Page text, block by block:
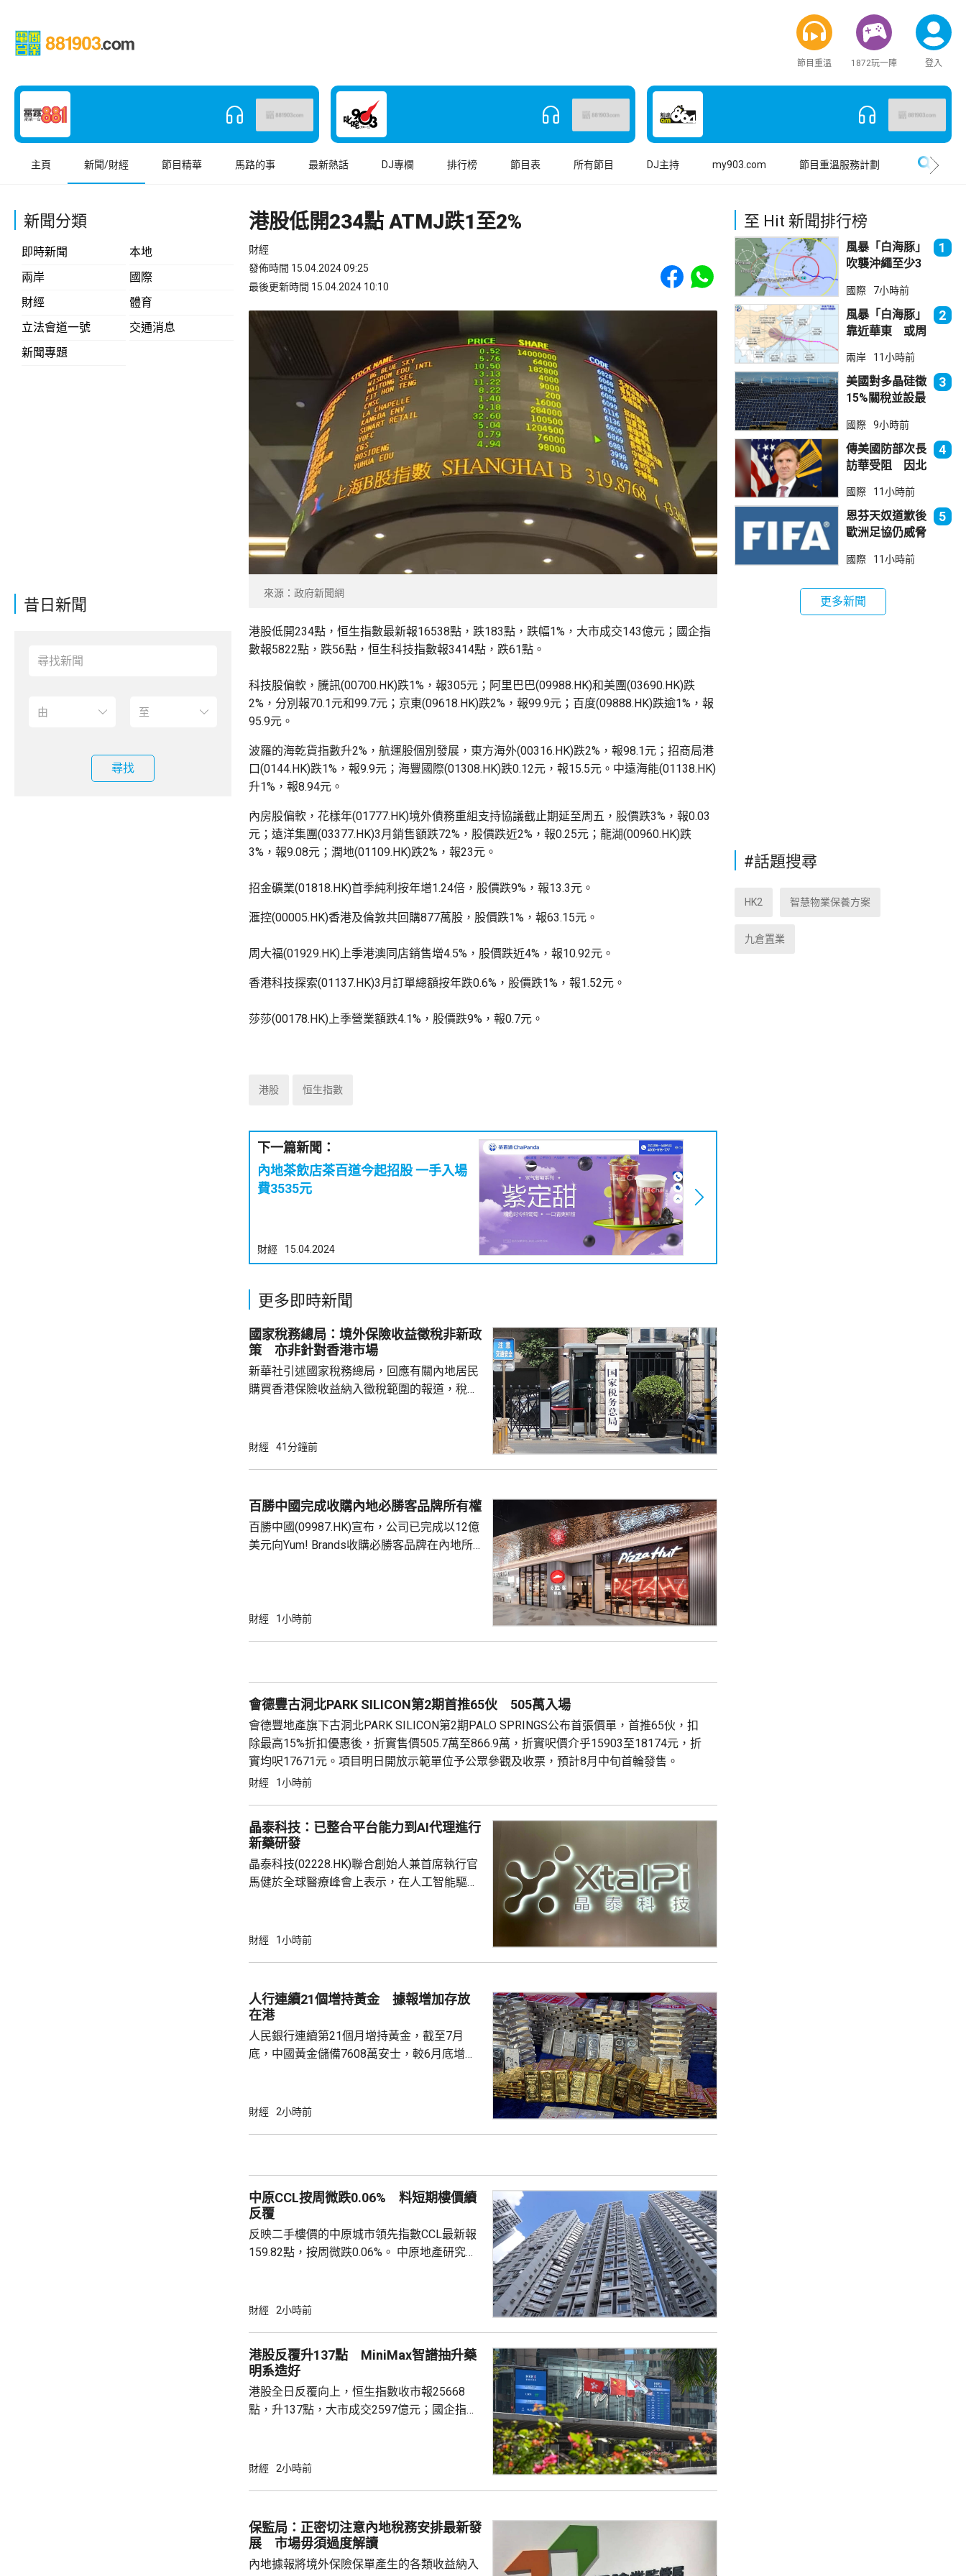
節目重溫 1872玩一陣 登入
主頁 新聞/財經 節目精華 馬路的事 最新熱話 DJ專欄 排行榜 節目表 所有節目 DJ主持 my903.com 節目重溫服務計劃
新聞分類
即時新聞
本地
兩岸
國際
財經
體育
立法會道一號
交通消息
新聞專題
昔日新聞
尋找
港股低開234點 ATMJ跌1至2%
財經
發佈時間 15.04.2024 09:25
最後更新時間 15.04.2024 10:10
Share to Facebook
Share to WhatsApp
來源：政府新聞網
港股低開234點，恒生指數最新報16538點，跌183點，跌幅1%，大市成交143億元；國企指
數報5822點，跌56點，恒生科技指數報3414點，跌61點。
科技股偏軟，騰訊(00700.HK)跌1%，報305元；阿里巴巴(09988.HK)和美團(03690.HK)跌
2%，分別報70.1元和99.7元；京東(09618.HK)跌2%，報99.9元；百度(09888.HK)跌逾1%，報
95.9元。
波羅的海乾貨指數升2%，航運股個別發展，東方海外(00316.HK)跌2%，報98.1元；招商局港
口(0144.HK)跌1%，報9.9元；海豐國際(01308.HK)跌0.12元，報15.5元。中遠海能(01138.HK)
升1%，報8.94元。
內房股偏軟，花樣年(01777.HK)境外債務重組支持協議截止期延至周五，股價跌3%，報0.03
元；遠洋集團(03377.HK)3月銷售額跌72%，股價跌近2%，報0.25元；龍湖(00960.HK)跌
3%，報9.08元；潤地(01109.HK)跌2%，報23元。
招金礦業(01818.HK)首季純利按年增1.24倍，股價跌9%，報13.3元。
滙控(00005.HK)香港及倫敦共回購877萬股，股價跌1%，報63.15元。
周大福(01929.HK)上季港澳同店銷售增4.5%，股價跌近4%，報10.92元。
香港科技探索(01137.HK)3月訂單總額按年跌0.6%，股價跌1%，報1.52元。
莎莎(00178.HK)上季營業額跌4.1%，股價跌9%，報0.7元。
港股 恒生指數
下一篇新聞：
內地茶飲店茶百道今起招股 一手入場
費3535元
財經 15.04.2024
更多即時新聞
國家稅務總局：境外保險收益徵稅非新政
策 亦非針對香港市場
新華社引述國家稅務總局，回應有關內地居民
購買香港保險收益納入徵稅範圍的報道，稅務
行納稅義務，境外保險收益也屬於應納稅所得
從境外取得，包括保險收益在內，應依法繳納
個人所得稅，是國際通行做法，亦是中國個人
所得稅法實施以來，一直堅持的基本原則...
財經 41分鐘前
百勝中國完成收購內地必勝客品牌所有權
百勝中國(09987.HK)宣布，公司已完成以12億
美元向Yum! Brands收購必勝客品牌在內地所
800家。 免去向Yum! Brands支付3%的特許經
財經 1小時前
會德豐古洞北PARK SILICON第2期首推65伙 505萬入場
會德豐地產旗下古洞北PARK SILICON第2期PALO SPRINGS公布首張價單，首推65伙，扣
除最高15%折扣優惠後，折實售價505.7萬至866.9萬，折實呎價介乎15903至18174元，折
實均呎17671元。項目明日開放示範單位予公眾參觀及收票，預計8月中旬首輪發售。
財經 1小時前
晶泰科技：已整合平台能力到AI代理進行
新藥研發
晶泰科技(02228.HK)聯合創始人兼首席執行官
馬健於全球醫療峰會上表示，在人工智能驅動
需要降決不少跨尺度的複雜科學問題。他又
力整合為Genius Agent，能調度專家技能與真
實實驗和基礎設施，完成真正的科研項目，並
財經 1小時前
人行連續21個增持黃金 據報增加存放
在港
人民銀行連續第21個月增持黃金，截至7月
底，中國黃金儲備7608萬安士，較6月底增加
金，將可助力支持香港成為主要的黃金交易中
動試運行的黃金清算系統。人行行長潘功勝在
啟動儀式表示，將繼續提高國...
財經 2小時前
中原CCL按周微跌0.06% 料短期樓價續
反覆
反映二手樓價的中原城市領先指數CCL最新報
159.82點，按周微跌0.06%。 中原地產研究部
強硬，造成拉鋸局面，致成交量減少，樓價出
點，未有轉勢向下。她指，近期內地接連執行
多項資金管理措施令股市波動，業主買家均轉
趨觀望，部分業主...
財經 2小時前
港股反覆升137點 MiniMax智譜抽升藥
明系造好
港股全日反覆向上，恒生指數收市報25668
點，升137點，大市成交2597億元；國企指數
股急升，MiniMax(00100.HK)升近1成，報
元。 其他AI相關股亦造好，兆易創新(0398...
財經 2小時前
保監局：正密切注意內地稅務安排最新發
展 市場毋須過度解讀
內地據報將境外保險保單產生的各類收益納入
至 Hit 新聞排行榜
風暴「白海豚」
吹襲沖繩至少3
取消
1
國際 7小時前
風暴「白海豚」
靠近華東 或周
2
兩岸 11小時前
美國對多晶硅徵
15%關稅並設最
克：中國無法再
傾銷
3
國際 9小時前
傳美國防部次長
訪華受阻 因北
售
4
國際 11小時前
恩芬天奴道歉後
歐洲足協仍威脅
事
5
國際 11小時前
更多新聞
#話題搜尋
HK2 智慧物業保養方案
九倉置業